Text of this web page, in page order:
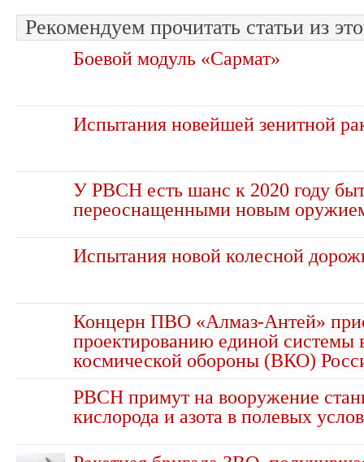
Рекомендуем прочитать статьи из
Боевой модуль «Сармат»
Испытания новейшей зенитной
У РВСН есть шанс к 2020 году
переоснащенными новым
Испытания новой колесной
Концерн ПВО «Алмаз-Антей»
проектированию единой системы
космической обороны (ВКО)
РВСН примут на вооружение
кислорода и азота в полевых